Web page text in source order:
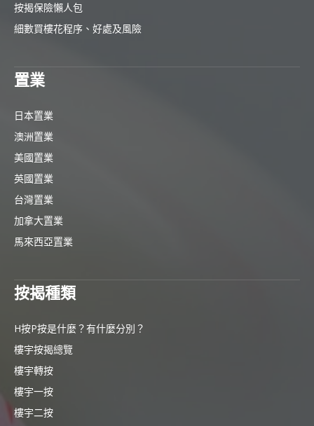
按揭保險懶人包
細數買樓花程序、好處及風險
置業
日本置業
澳洲置業
美國置業
英國置業
台灣置業
加拿大置業
馬來西亞置業
按揭種類
H按P按是什麼？有什麼分別？
樓宇按揭總覽
樓宇轉按
樓宇一按
樓宇二按